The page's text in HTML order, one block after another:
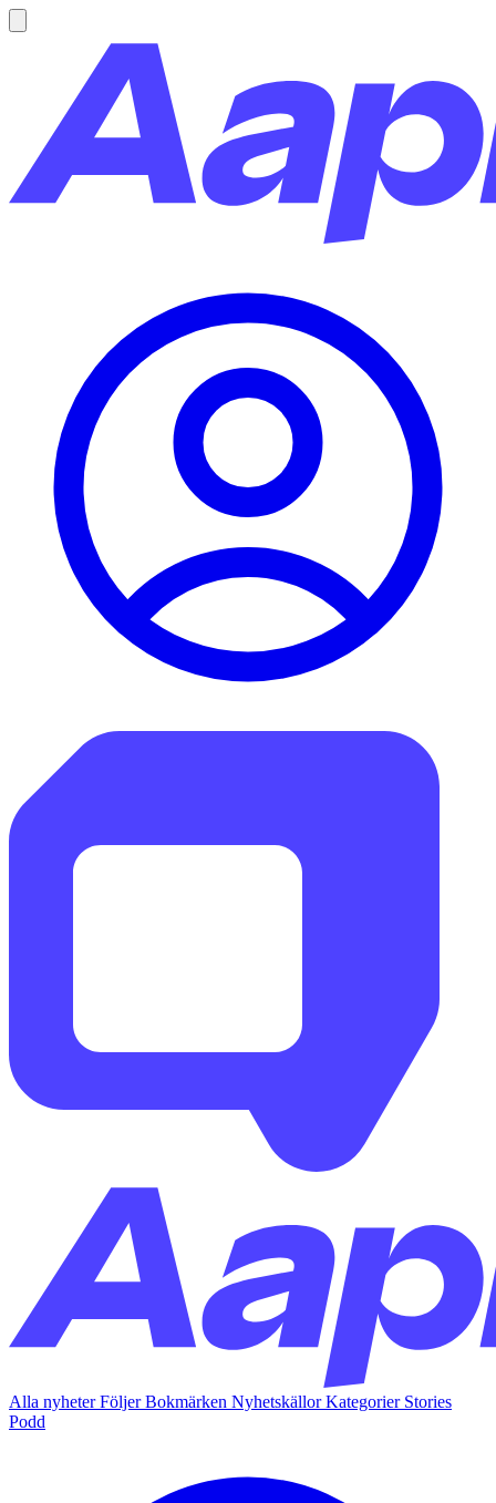
Alla nyheterFöljerBokmärken NyhetskällorKategorier Stories
Podd